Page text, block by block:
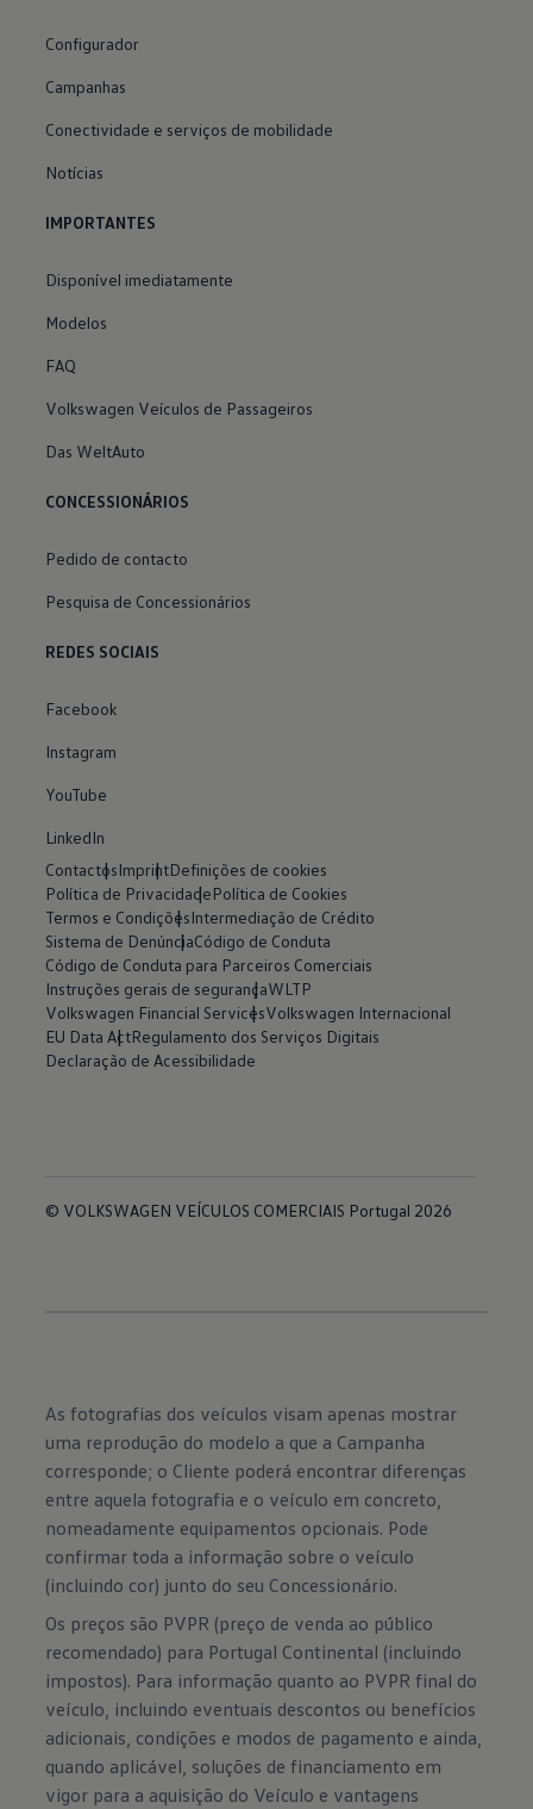
Configurador
Campanhas
Conectividade e serviços de mobilidade
Notícias
IMPORTANTES
Disponível imediatamente
Modelos
FAQ
Volkswagen Veículos de Passageiros
Das WeltAuto
CONCESSIONÁRIOS
Pedido de contacto
Pesquisa de Concessionários
REDES SOCIAIS
Facebook
Instagram
YouTube
LinkedIn
ContactosImprintDefinições de cookies
Política de PrivacidadePolítica de Cookies
Termos e CondiçõesIntermediação de Crédito
Sistema de DenúnciaCódigo de Conduta
Código de Conduta para Parceiros Comerciais
Instruções gerais de segurançaWLTP
Volkswagen Financial ServicesVolkswagen Internacional
EU Data ActRegulamento dos Serviços Digitais
Declaração de Acessibilidade
© VOLKSWAGEN VEÍCULOS COMERCIAIS Portugal 2026
As fotografias dos veículos visam apenas mostrar
uma reprodução do modelo a que a Campanha
corresponde; o Cliente poderá encontrar diferenças
entre aquela fotografia e o veículo em concreto,
nomeadamente equipamentos opcionais. Pode
confirmar toda a informação sobre o veículo
(incluindo cor) junto do seu Concessionário.
Os preços são PVPR (preço de venda ao público
recomendado) para Portugal Continental (incluindo
impostos). Para informação quanto ao PVPR final do
veículo, incluindo eventuais descontos ou benefícios
adicionais, condições e modos de pagamento e ainda,
quando aplicável, soluções de financiamento em
vigor para a aquisição do Veículo e vantagens